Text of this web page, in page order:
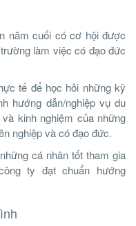
năm cuối có cơ hội được
làm việc có đạo đức
tế để học hỏi những kỹ
hướng dẫn/nghiệp vụ du
kinh nghiệm của những
nghiệp và có đạo đức.
cá nhân tốt tham gia
ty đạt chuẩn hướng